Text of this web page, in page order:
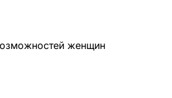
женщин